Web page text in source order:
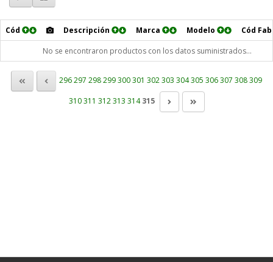
Cód Descripción Marca Modelo
Cód Fab
No se encontraron productos con los datos suministrados...
296297 298299300301 302303 304305 306307 308309
310 311 312 313 314 315